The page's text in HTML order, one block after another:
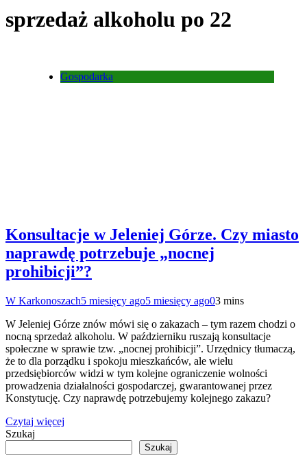
sprzedaż alkoholu po 22
Gospodarka
Konsultacje w Jeleniej Górze. Czy miasto
naprawdę potrzebuje „nocnej
prohibicji”?
W Karkonoszach5 miesięcy ago5 miesięcy ago03 mins
W Jeleniej Górze znów mówi się o zakazach – tym razem chodzi o
nocną sprzedaż alkoholu. W październiku ruszają konsultacje
społeczne w sprawie tzw. „nocnej prohibicji”. Urzędnicy tłumaczą,
że to dla porządku i spokoju mieszkańców, ale wielu
przedsiębiorców widzi w tym kolejne ograniczenie wolności
prowadzenia działalności gospodarczej, gwarantowanej przez
Konstytucję. Czy naprawdę potrzebujemy kolejnego zakazu?
Czytaj więcej
Szukaj
Szukaj